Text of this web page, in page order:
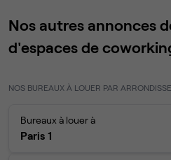
Nos autres annonces
d'espaces de
NOS BUREAUX À LOUER PAR
Bureaux à louer à
Paris 1